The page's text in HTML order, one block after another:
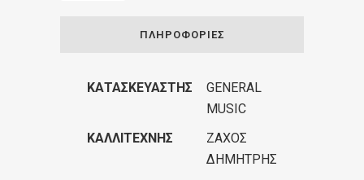
ΠΛΗΡΟΦΟΡΊΕΣ
ΚΑΤΑΣΚΕΥΑΣΤΉΣ
GENERAL
MUSIC
ΚΑΛΛΙΤΈΧΝΗΣ
ΖΑΧΟΣ
ΔΗΜΗΤΡΗΣ